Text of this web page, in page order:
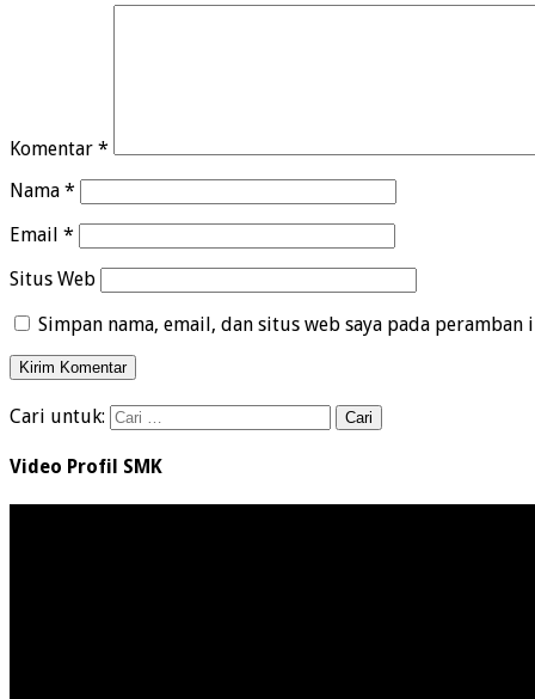
Komentar *
Nama *
Email *
Situs Web
Simpan nama, email, dan situs web saya pada
Cari untuk:
Video Profil SMK